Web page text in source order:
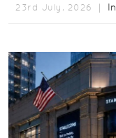
23rd July, 2026 ｜ In